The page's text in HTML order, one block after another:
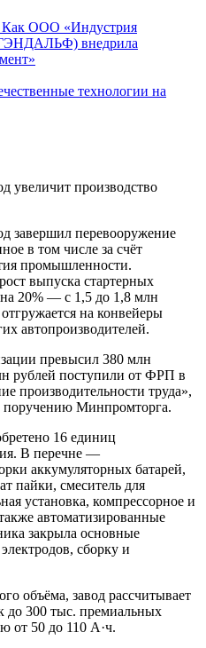
Как ООО «Индустрия
внедрила
технологии на
увеличит производство
завершил перевооружение
в том числе за счёт
промышленности.
выпуска стартерных
20% — с 1,5 до 1,8 млн
на конвейеры
автопроизводителей.
превысил 380 млн
рублей поступили от ФРП в
производительности труда»,
Минпромторга.
16 единиц
В перечне —
аккумуляторных батарей,
пайки, смеситель для
установка, компрессорное и
автоматизированные
закрыла основные
сборку и
объёма, завод рассчитывает
до 300 тыс. премиальных
от 50 до 110 А·ч.